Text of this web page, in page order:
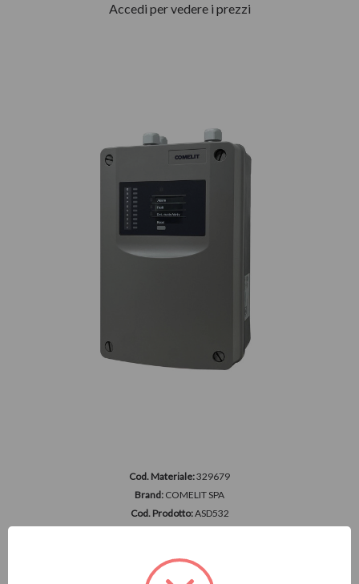
Accedi per vedere i prezzi
Cod. Materiale:329679
Brand: COMELIT SPA
Cod. Prodotto:ASD532